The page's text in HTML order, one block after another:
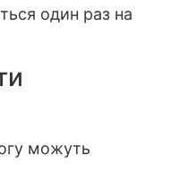
один раз на
можуть